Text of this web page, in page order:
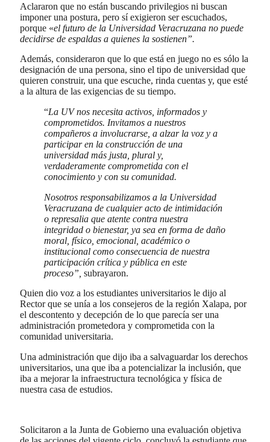
Aclararon que no están buscando privilegios ni buscan
imponer una postura, pero sí exigieron ser escuchados,
porque «el futuro de la Universidad Veracruzana no puede
decidirse de espaldas a quienes la sostienen”.
Además, consideraron que lo que está en juego no es sólo la
designación de una persona, sino el tipo de universidad que
quieren construir, una que escuche, rinda cuentas y, que esté
a la altura de las exigencias de su tiempo.
“La UV nos necesita activos, informados y
comprometidos. Invitamos a nuestros
compañeros a involucrarse, a alzar la voz y a
participar en la construcción de una
universidad más justa, plural y,
verdaderamente comprometida con el
conocimiento y con su comunidad.
Nosotros responsabilizamos a la Universidad
Veracruzana de cualquier acto de intimidación
o represalia que atente contra nuestra
integridad o bienestar, ya sea en forma de daño
moral, físico, emocional, académico o
institucional como consecuencia de nuestra
participación crítica y pública en este
proceso”, subrayaron.
Quien dio voz a los estudiantes universitarios le dijo al
Rector que se unía a los consejeros de la región Xalapa, por
el descontento y decepción de lo que parecía ser una
administración prometedora y comprometida con la
comunidad universitaria.
Una administración que dijo iba a salvaguardar los derechos
universitarios, una que iba a potencializar la inclusión, que
iba a mejorar la infraestructura tecnológica y física de
nuestra casa de estudios.
Solicitaron a la Junta de Gobierno una evaluación objetiva